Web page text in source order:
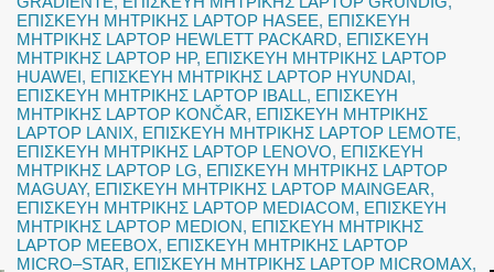
ΕΠΙΣΚΕΥΗ ΜΗΤΡΙΚΗΣ LAPTOP HASEE, ΕΠΙΣΚΕΥΗ
ΜΗΤΡΙΚΗΣ LAPTOP HEWLETT PACKARD, ΕΠΙΣΚΕΥΗ
ΜΗΤΡΙΚΗΣ LAPTOP HP, ΕΠΙΣΚΕΥΗ ΜΗΤΡΙΚΗΣ LAPTOP
HUAWEI, ΕΠΙΣΚΕΥΗ ΜΗΤΡΙΚΗΣ LAPTOP HYUNDAI,
ΕΠΙΣΚΕΥΗ ΜΗΤΡΙΚΗΣ LAPTOP IBALL, ΕΠΙΣΚΕΥΗ
ΜΗΤΡΙΚΗΣ LAPTOP KONČAR, ΕΠΙΣΚΕΥΗ ΜΗΤΡΙΚΗΣ
LAPTOP LANIX, ΕΠΙΣΚΕΥΗ ΜΗΤΡΙΚΗΣ LAPTOP LEMOTE,
ΕΠΙΣΚΕΥΗ ΜΗΤΡΙΚΗΣ LAPTOP LENOVO, ΕΠΙΣΚΕΥΗ
ΜΗΤΡΙΚΗΣ LAPTOP LG, ΕΠΙΣΚΕΥΗ ΜΗΤΡΙΚΗΣ LAPTOP
MAGUAY, ΕΠΙΣΚΕΥΗ ΜΗΤΡΙΚΗΣ LAPTOP MAINGEAR,
ΕΠΙΣΚΕΥΗ ΜΗΤΡΙΚΗΣ LAPTOP MEDIACOM, ΕΠΙΣΚΕΥΗ
ΜΗΤΡΙΚΗΣ LAPTOP MEDION, ΕΠΙΣΚΕΥΗ ΜΗΤΡΙΚΗΣ
LAPTOP MEEBOX, ΕΠΙΣΚΕΥΗ ΜΗΤΡΙΚΗΣ LAPTOP
MICRO–STAR, ΕΠΙΣΚΕΥΗ ΜΗΤΡΙΚΗΣ LAPTOP MICROMAX,